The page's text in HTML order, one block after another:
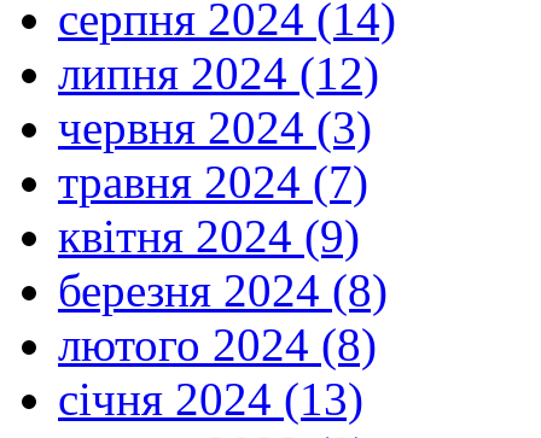
серпня 2024 (14)
липня 2024 (12)
червня 2024 (3)
травня 2024 (7)
квітня 2024 (9)
березня 2024 (8)
лютого 2024 (8)
січня 2024 (13)